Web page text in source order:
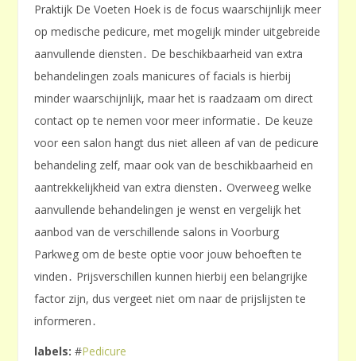
Praktijk De Voeten Hoek is de focus waarschijnlijk meer
op medische pedicure, met mogelijk minder uitgebreide
aanvullende diensten․ De beschikbaarheid van extra
behandelingen zoals manicures of facials is hierbij
minder waarschijnlijk, maar het is raadzaam om direct
contact op te nemen voor meer informatie․ De keuze
voor een salon hangt dus niet alleen af van de pedicure
behandeling zelf, maar ook van de beschikbaarheid en
aantrekkelijkheid van extra diensten․ Overweeg welke
aanvullende behandelingen je wenst en vergelijk het
aanbod van de verschillende salons in Voorburg
Parkweg om de beste optie voor jouw behoeften te
vinden․ Prijsverschillen kunnen hierbij een belangrijke
factor zijn, dus vergeet niet om naar de prijslijsten te
informeren․
labels: #Pedicure